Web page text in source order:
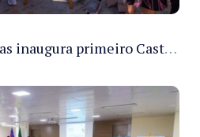
Governo do Amazonas inaugura primeiro Castramóvel Fluvial para atendimento veterinário às comunidades ribeirinhas e castração gratuita